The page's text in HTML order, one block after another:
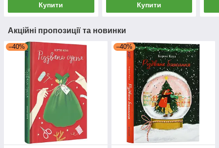
Купити Купити
Акційні пропозиції та новинки
–40% –40%